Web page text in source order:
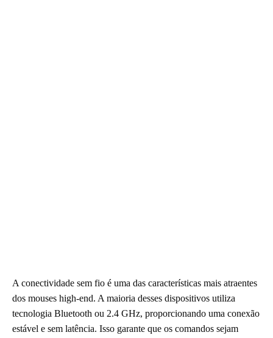
A conectividade sem fio é uma das características mais atraentes
dos mouses high-end. A maioria desses dispositivos utiliza
tecnologia Bluetooth ou 2.4 GHz, proporcionando uma conexão
estável e sem latência. Isso garante que os comandos sejam